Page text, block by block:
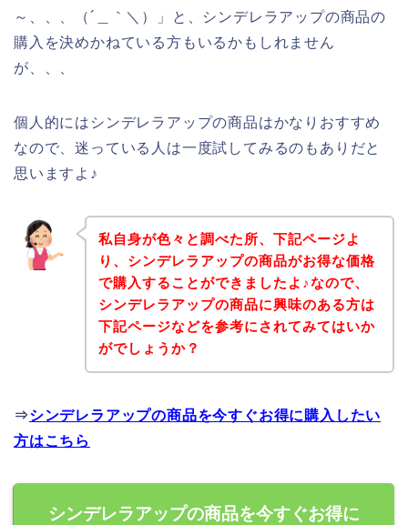
～、、、（´＿｀＼）」と、シンデレラアップの商品の
購入を決めかねている方もいるかもしれません
が、、、
個人的にはシンデレラアップの商品はかなりおすすめ
なので、迷っている人は一度試してみるのもありだと
思いますよ♪
私自身が色々と調べた所、下記ページよ
り、シンデレラアップの商品がお得な価格
で購入することができましたよ♪なので、
シンデレラアップの商品に興味のある方は
下記ページなどを参考にされてみてはいか
がでしょうか？
⇒シンデレラアップの商品を今すぐお得に購入したい
方はこちら
シンデレラアップの商品を今すぐお得に